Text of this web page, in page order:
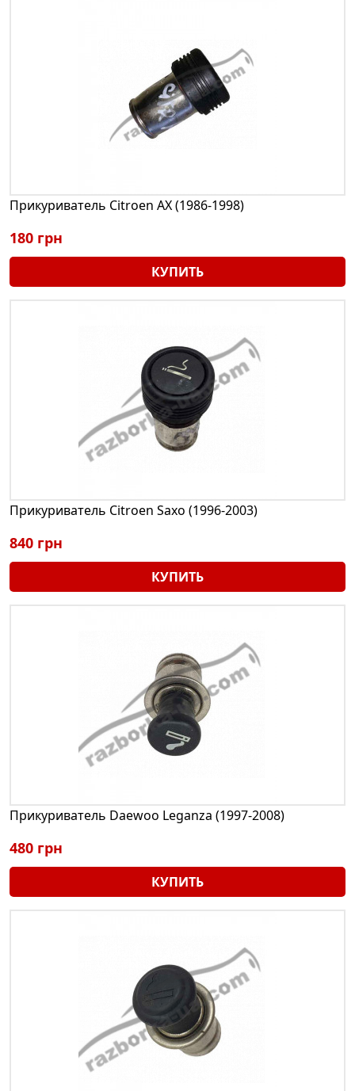
Прикуриватель Citroen AX (1986-1998)
180 грн
КУПИТЬ
Прикуриватель Citroen Saxo (1996-2003)
840 грн
КУПИТЬ
Прикуриватель Daewoo Leganza (1997-2008)
480 грн
КУПИТЬ